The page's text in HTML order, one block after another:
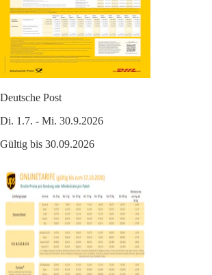
Deutsche Post
Di. 1.7. - Mi. 30.9.2026
Gültig bis 30.09.2026